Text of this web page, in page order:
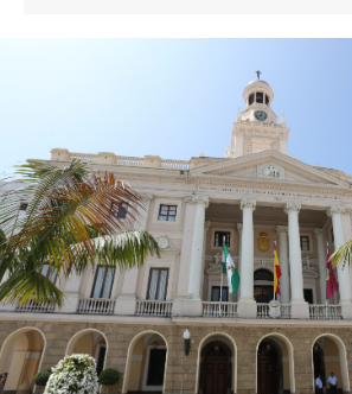
El coro de Julio Pardo anuncia el
EEUU vuelve a atacar al
crisis de Ceuta
Actualidad 3 horas ago
Más de 100 centros docentes
participaron el curso pasado en
‘ComunicA’
Actualidad 3 horas ago